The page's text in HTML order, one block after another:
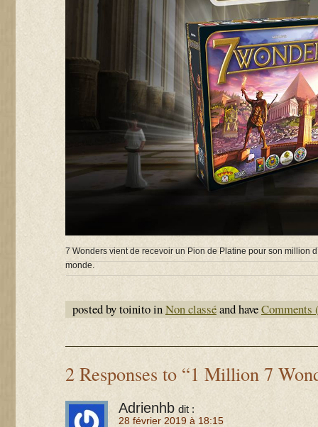
7 Wonders vient de recevoir un Pion de Platine pour son million
monde.
posted by toinito inNon classéand haveComments
2 Responses to “1 Million 7
Adrienhb dit :
28 février 2019 à 18:15